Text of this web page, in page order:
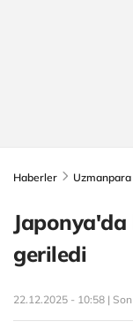
Haberler Uzmanpara
geriledi
22.12.2025 - 10:58 |